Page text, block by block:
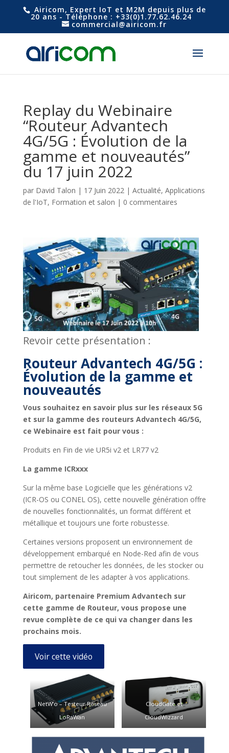
Airicom, Expert IoT et M2M depuis plus de
20 ans - Téléphone : +33(0)1.77.62.46.24
commercial@airicom.fr
Replay du Webinaire
“Routeur Advantech
4G/5G : Évolution de la
gamme et nouveautés”
du 17 juin 2022
par David Talon | 17 Juin 2022| Actualité, Applications
de l'IoT, Formation et salon | 0 commentaires
Revoir cette présentation :
Routeur Advantech 4G/5G :
Évolution de la gamme et
nouveautés
Vous souhaitez en savoir plus sur les réseaux 5G
et sur la gamme des routeurs Advantech 4G/5G,
ce Webinaire est fait pour vous :
Produits en Fin de vie UR5i v2 et LR77 v2
La gamme ICRxxx
Sur la même base Logicielle que les générations v2
(ICR-OS ou CONEL OS), cette nouvelle génération offre
de nouvelles fonctionnalités, un format différent et
métallique et toujours une forte robustesse.
Certaines versions proposent un environnement de
développement embarqué en Node-Red afin de vous
permettre de retoucher les données, de les stocker ou
tout simplement de les adapter à vos applications.
Airicom, partenaire Premium Advantech sur
cette gamme de Routeur, vous propose une
revue complète de ce qui va changer dans les
prochains mois.
Voir cette vidéo
NetW’o – Testeur Réseau
LoRaWan
CloudGate et
CloudWizzard